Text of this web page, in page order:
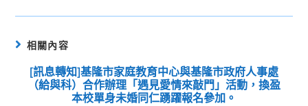
相關內容
[訊息轉知]基隆市家庭教育中心與基隆市政府人事處
（給與科）合作辦理「遇見愛情來敲門」活動，換盈
本校單身未婚同仁踴躍報名參加。